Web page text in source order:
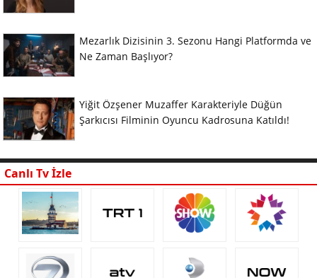
Mezarlık Dizisinin 3. Sezonu Hangi Platformda ve
Ne Zaman Başlıyor?
Yiğit Özşener Muzaffer Karakteriyle Düğün
Şarkıcısı Filminin Oyuncu Kadrosuna Katıldı!
Canlı Tv İzle